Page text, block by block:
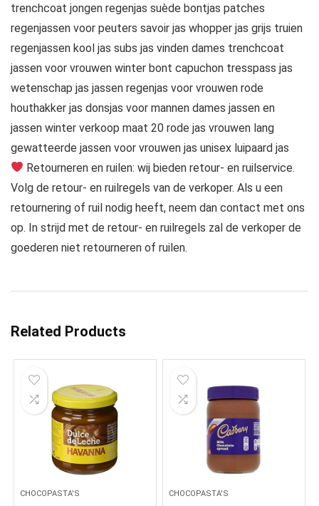
trenchcoat jongen regenjas suède bontjas patches
regenjassen voor peuters savoir jas whopper jas grijs truien
regenjassen kool jas subs jas vinden dames trenchcoat
jassen voor vrouwen winter bont capuchon tresspass jas
wetenschap jas jassen regenjas voor vrouwen rode
houthakker jas donsjas voor mannen dames jassen en
jassen winter verkoop maat 20 rode jas vrouwen lang
gewatteerde jassen voor vrouwen jas unisex luipaard jas
Retourneren en ruilen: wij bieden retour- en ruilservice.
Volg de retour- en ruilregels van de verkoper. Als u een
retournering of ruil nodig heeft, neem dan contact met ons
op. In strijd met de retour- en ruilregels zal de verkoper de
goederen niet retourneren of ruilen.
Related Products
CHOCOPASTA'S CHOCOPASTA'S